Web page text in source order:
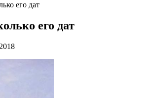
его дат
его дат